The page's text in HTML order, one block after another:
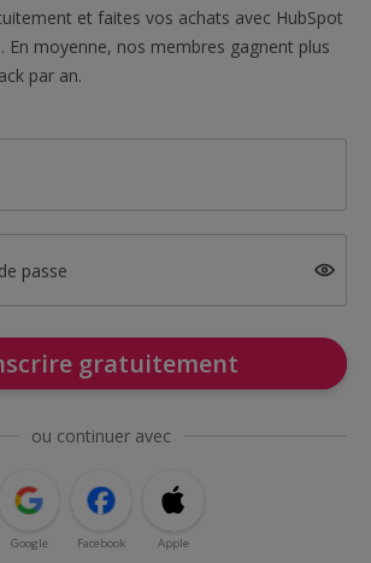
et faites vos achats avec HubSpot
En moyenne, nos membres gagnent plus
par an.
passe
gratuitement
ou continuer avec
Google Facebook Apple